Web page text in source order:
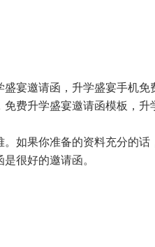
宴邀请函，升学盛宴手机
费升学盛宴邀请函模板，
如果你准备的资料充分的
很好的邀请函。